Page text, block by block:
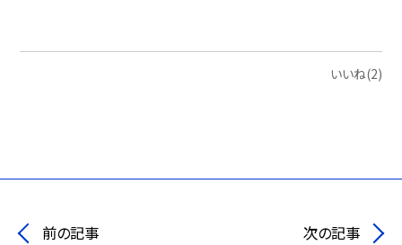
いいね(2)
前の記事 次の記事